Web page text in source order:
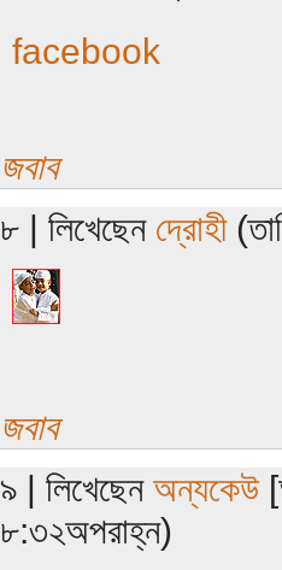
facebook
জবাব
৮ | লিখেছেন দ্রোহী
জবাব
৯ | লিখেছেন অন্যকেউ
৮:৩২অপরাহ্ন)